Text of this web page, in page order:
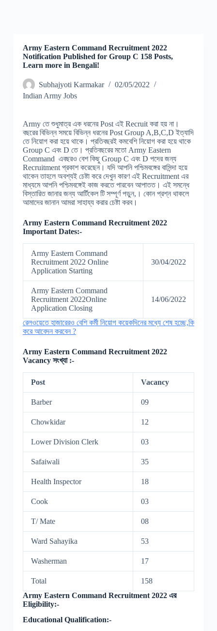
Army Eastern Command Recruitment 2022
Notification Published for Group C 158 Posts,
Learn more in Bengali!
Subhajyoti Karmakar
02/05/2022
Indian Army Jobs
Army তে শুধুমাত্র এক ধরনের Post এই Recruit করা হয় না।
বছরের বিভিন্ন সময়ে বিভিন্ন ধরনের Post Group A,B,C,D ইত্যাদি
তে নিয়োগ করা হয়ে থাকে। প্রতিবছরই কমবেশি নিয়োগ করা হয়ে থাকে
Group C এবং D তে। প্রতিবছরের মতো Army Eastern
Command এবছরও বেশ কিছু Group C এবং D পদের জন্য
Recruitment প্রকাশ করেছেন। যদি আপনি পশ্চিমবঙ্গের বাসিন্দা হয়ে
থাকেন তাহলে অবশ্যই চেষ্টা করে দেখুন কারণ এই Recruitment এর
মাধ্যমে আপনি পশ্চিমবঙ্গেই কাজ করতে পারবেন আপাতত। এই সমন্ধে
বিস্তারিত জানার জন্য আর্টিকেল টি সম্পূর্ণ পড়ুন,। কোন প্রশ্ন থাকলে
আমাদের জানান আমরা সাহায্য করার চেষ্টা করব।
Army Eastern Command Recruitment 2022
Important Dates:-
Army Eastern Command
Recruitment 2022 Online
Application Starting
30/04/2022
Army Eastern Command
Recruitment 2022Online
Application Closing
14/06/2022
রেলওয়েতে হাজারেরও বেশি কর্মী নিয়োগ কয়েকদিনের মধ্যে শেষ হচ্ছে,কি
করে আবেদন করবেন ?
Army Eastern Command Recruitment 2022
Vacancy সংখ্যা :-
Post Vacancy
Barber 09
Chowkidar 12
Lower Division Clerk 03
Safaiwali 35
Health Inspector 18
Cook 03
T/ Mate 08
Ward Sahayika 53
Washerman 17
Total
158
Army Eastern Command Recruitment 2022 এর
Eligibility:-
Educational Qualification:-